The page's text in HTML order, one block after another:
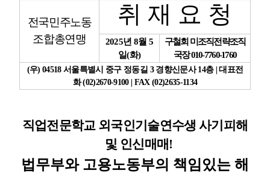
전국민주노동
조합총연맹
취 재 요 청
2025년 8월 5
일(화)
구철회 미조직전략조직
국장010-7760-1760
(우) 04518서울특별시 중구 정동길 3 경향신문사14층 |대표전
화(02)2670-9100 | FAX (02)2635-1134
직업전문학교 외국인기술연수생 사기피해
및 인신매매!
법무부와 고용노동부의 책임있는 해